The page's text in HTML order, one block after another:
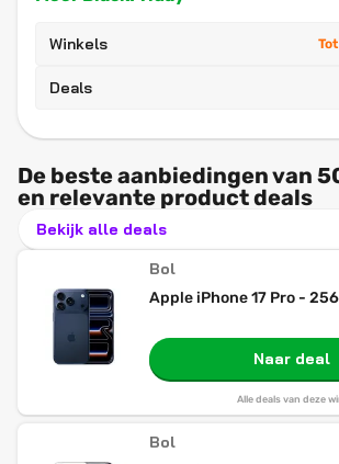
Winkels
Deals
De beste aanbiedingen van
en relevante product deals
Bekijk alle deals
Bol
Apple iPhone 17 Pro -
Naar deal
Alle deals van deze
Bol